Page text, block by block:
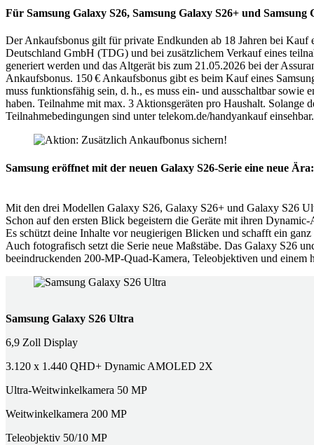
Für Samsung Galaxy S26, Samsung Galaxy S26+ und Samsung
Der Ankaufsbonus gilt für private Endkunden ab 18 Jahren bei
Deutschland GmbH (TDG) und bei zusätzlichem Verkauf eines
generiert werden und das Altgerät bis zum 21.05.2026 bei der
Ankaufsbonus. 150 € Ankaufsbonus gibt es beim Kauf eines
muss funktionsfähig sein, d. h., es muss ein- und ausschaltbar
haben. Teilnahme mit max. 3 Aktionsgeräten pro Haushalt.
Teilnahmebedingungen sind unter telekom.de/handyankauf
Samsung eröffnet mit der neuen Galaxy S26-Serie eine neue
Mit den drei Modellen Galaxy S26, Galaxy S26+ und Galaxy S26
Schon auf den ersten Blick begeistern die Geräte mit ihren
Es schützt deine Inhalte vor neugierigen Blicken und schafft ein
Auch fotografisch setzt die Serie neue Maßstäbe. Das Galaxy S26
beeindruckenden 200‑MP‑Quad‑Kamera, Teleobjektiven und
Samsung Galaxy S26 Ultra
6,9 Zoll Display
3.120 x 1.440 QHD+ Dynamic AMOLED 2X
Ultra-Weitwinkelkamera 50 MP
Weitwinkelkamera 200 MP
Teleobjektiv 50/10 MP